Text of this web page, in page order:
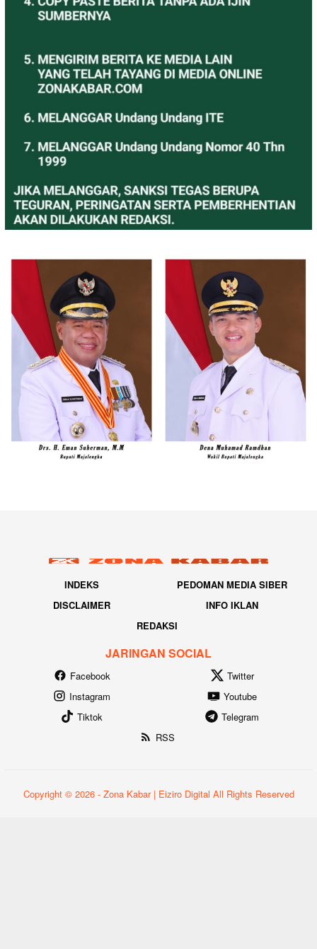
INDEKS
PEDOMAN MEDIA SIBER
DISCLAIMER
INFO IKLAN
REDAKSI
JARINGAN SOCIAL
Facebook
Twitter
Instagram
Youtube
Tiktok
Telegram
RSS
Copyright © 2026 - Zona Kabar | Eiziro Digital All Rights Reserved